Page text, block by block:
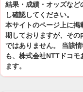
結果・成績・オッズな
し確認してください。
本サイトのページ上に
期しておりますが、そ
ではありません。 当該
も、株式会社NTTドコ
ます。